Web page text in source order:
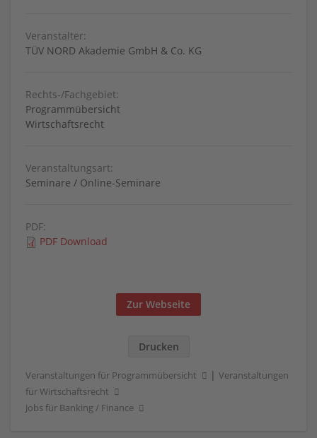
Veranstalter:
TÜV NORD Akademie GmbH & Co. KG
Rechts-/Fachgebiet:
Programmübersicht
Wirtschaftsrecht
Veranstaltungsart:
Seminare / Online-Seminare
PDF:
PDF Download
Zur Webseite
Drucken
Veranstaltungen für Programmübersicht | Veranstaltungen
für Wirtschaftsrecht
Jobs für Banking / Finance